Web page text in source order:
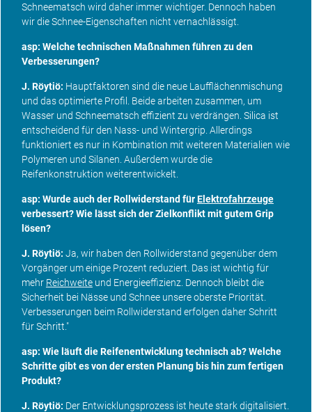
Schneematsch wird daher immer wichtiger. Dennoch haben
wir die Schnee-Eigenschaften nicht vernachlässigt.
asp: Welche technischen Maßnahmen führen zu den
Verbesserungen?
J. Röytiö: Hauptfaktoren sind die neue Laufflächenmischung
und das optimierte Profil. Beide arbeiten zusammen, um
Wasser und Schneematsch effizient zu verdrängen. Silica ist
entscheidend für den Nass- und Wintergrip. Allerdings
funktioniert es nur in Kombination mit weiteren Materialien wie
Polymeren und Silanen. Außerdem wurde die
Reifenkonstruktion weiterentwickelt.
asp: Wurde auch der Rollwiderstand fürElektrofahrzeuge
verbessert? Wie lässt sich der Zielkonflikt mit gutem Grip
lösen?
J. Röytiö: Ja, wir haben den Rollwiderstand gegenüber dem
Vorgänger um einige Prozent reduziert. Das ist wichtig für
mehr Reichweiteund Energieeffizienz. Dennoch bleibt die
Sicherheit bei Nässe und Schnee unsere oberste Priorität.
Verbesserungen beim Rollwiderstand erfolgen daher Schritt
für Schritt."
asp: Wie läuft die Reifenentwicklung technisch ab? Welche
Schritte gibt es von der ersten Planung bis hin zum fertigen
Produkt?
J. Röytiö: Der Entwicklungsprozess ist heute stark digitalisiert.